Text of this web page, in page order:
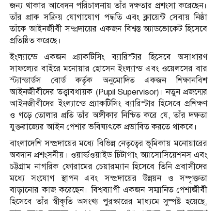
জন্য থাকার আবেদন পরিচালনায় তাঁর দক্ষতার প্রশংসা করেছেন।
তাঁর প্রাক সক্রিয় যোগাযোগ পদ্ধতি এবং ক্লায়েন্ট সেবায় নিষ্ঠা
তাঁকে আইনজীবী সম্প্রদায়ের একজন বিশ্বস্ত অ্যাডভোকেট হিসেবে
প্রতিষ্ঠিত করেছে।
ইংল্যান্ডে একজন প্র্যাকটিসিং ব্যারিস্টার হিসেবে অসাধারণ
সাফল্যের বাইরে মনোয়ার হোসেন ইংল্যান্ড এবং ওয়েলসের বার
স্ট্যান্ডার্ডস বোর্ড কর্তৃক অনুমোদিত একজন শিক্ষানবিশ
আইনজীবীদের তত্ত্বাবধায়ক (Pupil Supervisor)। নতুন প্রজন্মের
আইনজীবীদের ইংল্যান্ডে প্র্যাকটিসিং ব‍্যারিস্টার হিসেবে প্রশিক্ষণ
ও গড়ে তোলার প্রতি তাঁর অঙ্গীকার নিশ্চিত করে যে, তাঁর দক্ষতা
যুক্তরাজ্যের আইন পেশার ভবিষ্যৎকে প্রভাবিত করতে থাকবে।
বাংলাদেশি সম্প্রদায়ের মধ্যে বিভিন্ন নেতৃত্বের ভূমিকায় মনোয়ারের
অবদান প্রশংসনীয়। ওয়ার্ল্ডওয়াইড চিটাগাং অ্যাসোসিয়েশনস এবং
চট্টগ্রাম নাগরিক ফোরামের চেয়ারম্যান হিসেবে তিনি প্রবাসীদের
মধ্যে সংযোগ স্থাপন এবং সম্প্রদায়ের উন্নয়ন ও সম্পৃক্ততা
বাড়ানোর কাজ করেছেন। বিশ্বব্যাপী একজন সম্মানিত পেশাজীবী
হিসেবে তাঁর স্বীকৃতি অসংখ্য পুরস্কারের মাধ্যমে সুস্পষ্ট হয়েছে,